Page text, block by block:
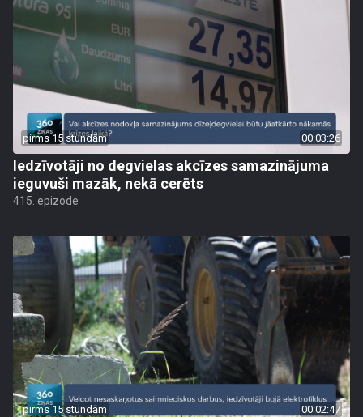
pirms 15 stundām 00:03:26
Iedzīvotāji no degvielas akcīzes samazinājuma
ieguvuši mazāk, nekā cerēts
415. epizode
pirms 15 stundām 00:02:47